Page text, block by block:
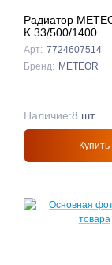
Радиатор
K 33/500/1400
Арт: 7724607514
Бренд: METEOR
Наличие:8 шт.
Купить